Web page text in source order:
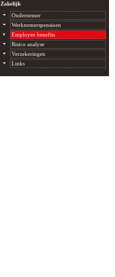
Zakelijk
Ondernemer
Werknemerspensioen
Employee benefits
Risico analyse
Verzekeringen
Links